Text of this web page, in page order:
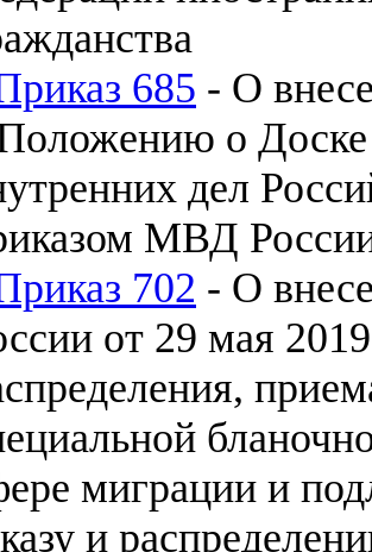
685 - О
о Доске
дел
МВД
702 - О
от 29 мая
миграции и
и